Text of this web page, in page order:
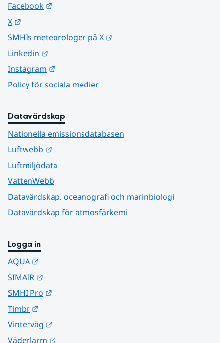
Facebook
X
SMHIs meteorologer på X
Linkedin
Instagram
Policy för sociala medier
Datavärdskap
Nationella emissionsdatabasen
Luftwebb
Luftmiljödata
VattenWebb
Datavärdskap, oceanografi och marinbiologi
Datavärdskap för atmosfärkemi
Logga in
AQUA
SIMAIR
SMHI Pro
Timbr
Vinterväg
Väderlarm